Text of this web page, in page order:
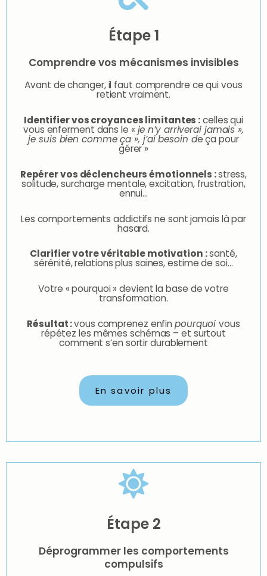
Étape 1
Comprendre vos mécanismes invisibles
Avant de changer, il faut comprendre ce qui vous
retient vraiment.
Identifier vos croyances limitantes :celles qui
vous enferment dans le « je n’y arriverai jamais »,
je suis bien comme ça », j’ai besoin de ça pour
gérer »
Repérer vos déclencheurs émotionnels :stress,
solitude, surcharge mentale, excitation, frustration,
ennui…
Les comportements addictifs ne sont jamais là par
hasard.
Clarifier votre véritable motivation :santé,
sérénité, relations plus saines, estime de soi…
Votre « pourquoi » devient la base de votre
transformation.
Résultat :vous comprenez enfinpourquoivous
répétez les mêmes schémas – et surtout
comment s’en sortir durablement
En savoir plus
Étape 2
Déprogrammer les comportements
compulsifs